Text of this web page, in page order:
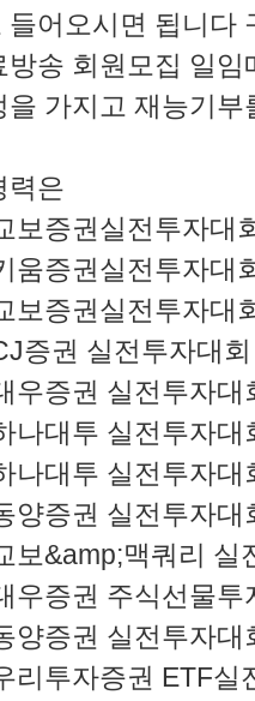
들어오시면 됩니다
방송 회원모집 일
을 가지고 재능기
력은
보증권실전투자대
움증권실전투자대
보증권실전투자대
증권 실전투자대
우증권 실전투자대
나대투 실전투자대
나대투 실전투자대
양증권 실전투자대
보&amp;맥쿼리 실
우증권 주식선물투
양증권 실전투자
리투자증권 ETF실